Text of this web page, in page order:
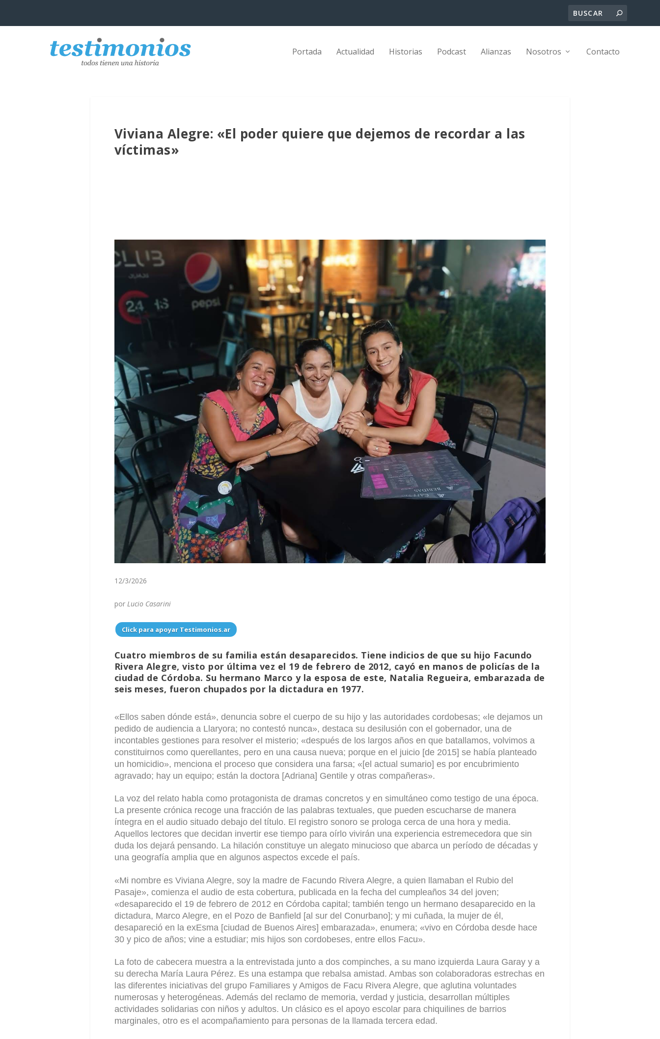
Portada Actualidad Historias Podcast Alianzas Nosotros Contacto
Viviana Alegre: «El poder quiere que dejemos de recordar a las
víctimas»
12/3/2026
por Lucio Casarini
Click para apoyar Testimonios.ar
Cuatro miembros de su familia están desaparecidos. Tiene indicios de que su hijo Facundo
Rivera Alegre, visto por última vez el 19 de febrero de 2012, cayó en manos de policías de la
ciudad de Córdoba. Su hermano Marco y la esposa de este, Natalia Regueira, embarazada de
seis meses, fueron chupados por la dictadura en 1977.
«Ellos saben dónde está», denuncia sobre el cuerpo de su hijo y las autoridades cordobesas; «le dejamos un
pedido de audiencia a Llaryora; no contestó nunca», destaca su desilusión con el gobernador, una de
incontables gestiones para resolver el misterio; «después de los largos años en que batallamos, volvimos a
constituirnos como querellantes, pero en una causa nueva; porque en el juicio [de 2015] se había planteado
un homicidio», menciona el proceso que considera una farsa; «[el actual sumario] es por encubrimiento
agravado; hay un equipo; están la doctora [Adriana] Gentile y otras compañeras».
La voz del relato habla como protagonista de dramas concretos y en simultáneo como testigo de una época.
La presente crónica recoge una fracción de las palabras textuales, que pueden escucharse de manera
íntegra en el audio situado debajo del título. El registro sonoro se prologa cerca de una hora y media.
Aquellos lectores que decidan invertir ese tiempo para oírlo vivirán una experiencia estremecedora que sin
duda los dejará pensando. La hilación constituye un alegato minucioso que abarca un período de décadas y
una geografía amplia que en algunos aspectos excede el país.
«Mi nombre es Viviana Alegre, soy la madre de Facundo Rivera Alegre, a quien llamaban el Rubio del
Pasaje», comienza el audio de esta cobertura, publicada en la fecha del cumpleaños 34 del joven;
«desaparecido el 19 de febrero de 2012 en Córdoba capital; también tengo un hermano desaparecido en la
dictadura, Marco Alegre, en el Pozo de Banfield [al sur del Conurbano]; y mi cuñada, la mujer de él,
desapareció en la exEsma [ciudad de Buenos Aires] embarazada», enumera; «vivo en Córdoba desde hace
30 y pico de años; vine a estudiar; mis hijos son cordobeses, entre ellos Facu».
La foto de cabecera muestra a la entrevistada junto a dos compinches, a su mano izquierda Laura Garay y a
su derecha María Laura Pérez. Es una estampa que rebalsa amistad. Ambas son colaboradoras estrechas en
las diferentes iniciativas del grupo Familiares y Amigos de Facu Rivera Alegre, que aglutina voluntades
numerosas y heterogéneas. Además del reclamo de memoria, verdad y justicia, desarrollan múltiples
actividades solidarias con niños y adultos. Un clásico es el apoyo escolar para chiquilines de barrios
marginales, otro es el acompañamiento para personas de la llamada tercera edad.